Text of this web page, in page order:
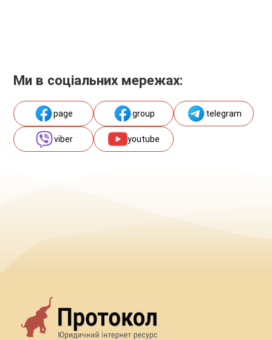
Ми в соціальних мережах:
page group telegram
viber youtube